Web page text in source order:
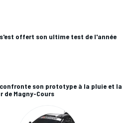
s'est offert son ultime test de l'année
confronte son prototype à la pluie et la
de Magny-Cours